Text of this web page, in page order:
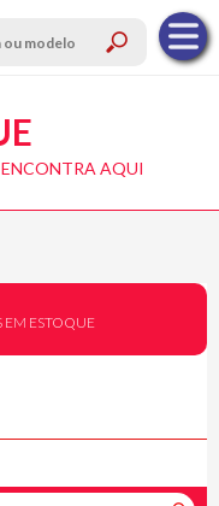
AQUI
ESTOQUE